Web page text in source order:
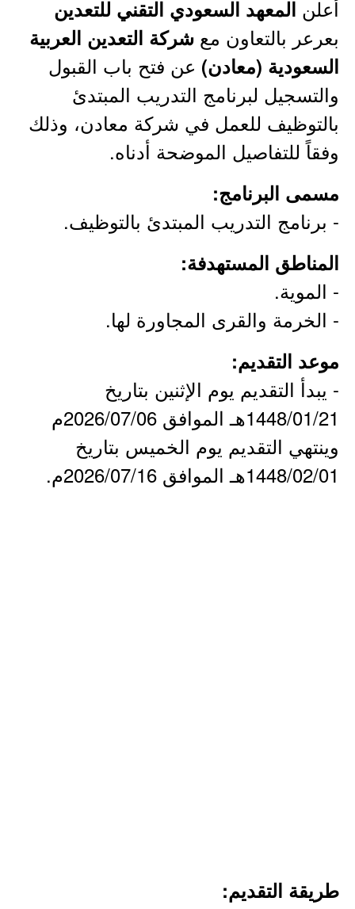
أعلن المعهد السعودي التقني للتعدين
بعرعر بالتعاون مع شركة التعدين العربية
السعودية (معادن) عن فتح باب القبول
والتسجيل لبرنامج التدريب المبتدئ
بالتوظيف للعمل في شركة معادن، وذلك
وفقاً للتفاصيل الموضحة أدناه.
مسمى البرنامج:
- برنامج التدريب المبتدئ بالتوظيف.
المناطق المستهدفة:
- الموية.
- الخرمة والقرى المجاورة لها.
موعد التقديم:
- يبدأ التقديم يوم الإثنين بتاريخ
1448/01/21هـ الموافق 2026/07/06م
وينتهي التقديم يوم الخميس بتاريخ
1448/02/01هـ الموافق 2026/07/16م.
طريقة التقديم: